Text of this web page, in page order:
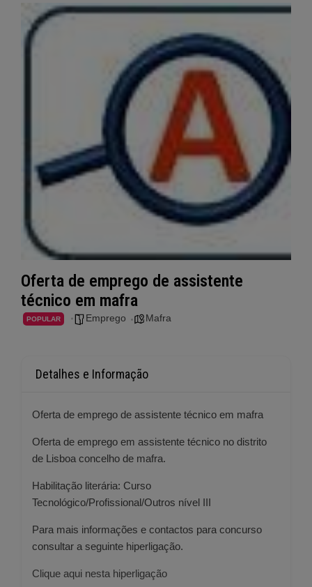
Oferta de emprego de assistente
técnico em mafra
POPULAR Emprego Mafra
Detalhes e Informação
Oferta de emprego de assistente técnico em mafra
Oferta de emprego em assistente técnico no distrito
de Lisboa concelho de mafra.
Habilitação literária: Curso
Tecnológico/Profissional/Outros nível III
Para mais informações e contactos para concurso
consultar a seguinte hiperligação.
Clique aqui nesta hiperligação